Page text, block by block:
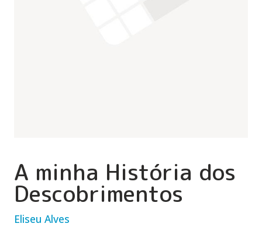
A minha História dos
Descobrimentos
Eliseu Alves